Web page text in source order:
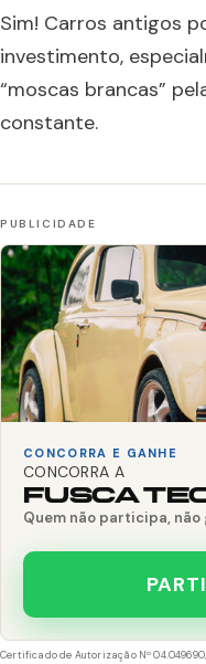
Sim! Carros antigos
investimento,
“moscas brancas”
constante.
CONCORRA E GANHE
CONCORRA A
FUSCA
Quem não participa, não
Certificado de Autorização Nº